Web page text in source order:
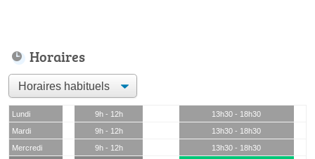
Horaires
Lundi 9h - 12h
13h30 - 18h30
Mardi
9h - 12h
13h30 - 18h30
Mercredi
9h - 12h
13h30 - 18h30